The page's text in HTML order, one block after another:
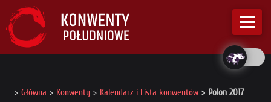
Główna Konwenty Kalendarz i Lista konwentów Polon 2017